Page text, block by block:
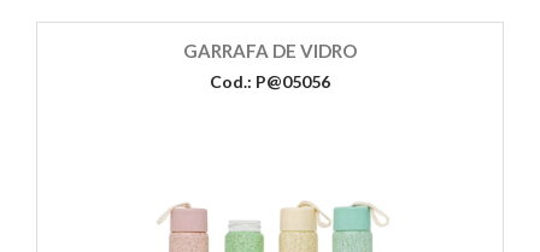
GARRAFA DE VIDRO
Cod.: P@05056